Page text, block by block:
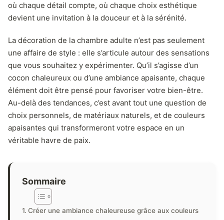
où chaque détail compte, où chaque choix esthétique
devient une invitation à la douceur et à la sérénité.
La décoration de la chambre adulte n’est pas seulement
une affaire de style : elle s’articule autour des sensations
que vous souhaitez y expérimenter. Qu’il s’agisse d’un
cocon chaleureux ou d’une ambiance apaisante, chaque
élément doit être pensé pour favoriser votre bien-être.
Au-delà des tendances, c’est avant tout une question de
choix personnels, de matériaux naturels, et de couleurs
apaisantes qui transformeront votre espace en un
véritable havre de paix.
Sommaire
Créer une ambiance chaleureuse grâce aux couleurs